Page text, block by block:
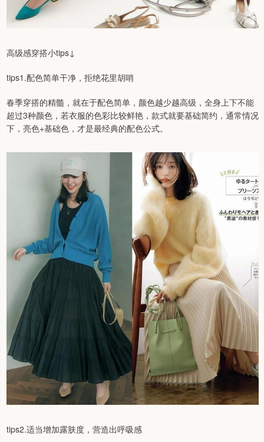
高级感穿搭小tips↓
tips1.配色简单干净，拒绝花里胡哨
春季穿搭的精髓，就在于配色简单，颜色越少越高级，全身上下不能
超过3种颜色，若衣服的色彩比较鲜艳，款式就要基础简约，通常情况
下，亮色+基础色，才是最经典的配色公式。
tips2.适当增加露肤度，营造出呼吸感